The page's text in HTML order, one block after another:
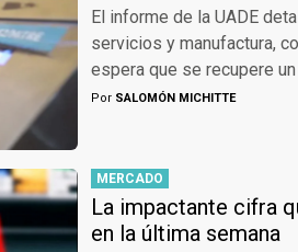
El informe de la UADE
servicios y manufactura,
espera que se recupere
Por SALOMÓN MICHITTE
MERCADO
La impactante cifra
en la última semana